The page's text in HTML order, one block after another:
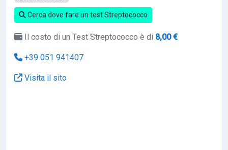
Cerca dove fare un test Streptococco
Il costo di un Test Streptococco è di 8,00 €
+39 051 941407
Visita il sito